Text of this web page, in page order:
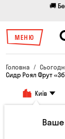
🚚
МЕНЮ
Головна
Сидр Роял Фрут
Київ